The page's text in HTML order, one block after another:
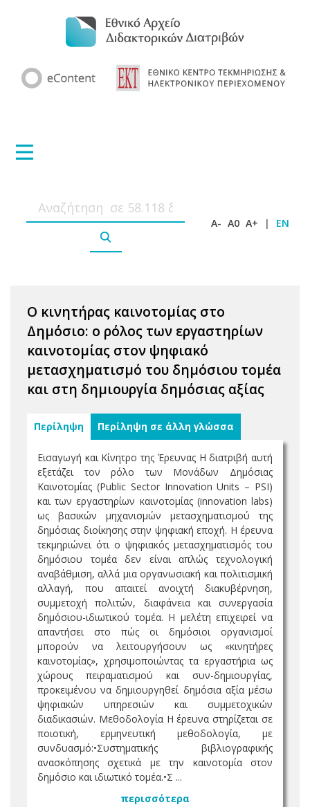
A- A0 A+ | EN
Ο κινητήρας καινοτομίας στο
Δημόσιο: ο ρόλος των εργαστηρίων
καινοτομίας στον ψηφιακό
μετασχηματισμό του δημόσιου τομέα
και στη δημιουργία δημόσιας αξίας
Περίληψη Περίληψη σε άλλη γλώσσα
Εισαγωγή και Κίνητρο της Έρευνας Η διατριβή αυτή
εξετάζει τον ρόλο των Μονάδων Δημόσιας
Καινοτομίας (Public Sector Innovation Units – PSI)
και των εργαστηρίων καινοτομίας (innovation labs)
ως βασικών μηχανισμών μετασχηματισμού της
δημόσιας διοίκησης στην ψηφιακή εποχή. Η έρευνα
τεκμηριώνει ότι ο ψηφιακός μετασχηματισμός του
δημόσιου τομέα δεν είναι απλώς τεχνολογική
αναβάθμιση, αλλά μια οργανωσιακή και πολιτισμική
αλλαγή, που απαιτεί ανοιχτή διακυβέρνηση,
συμμετοχή πολιτών, διαφάνεια και συνεργασία
δημόσιου-ιδιωτικού τομέα. Η μελέτη επιχειρεί να
απαντήσει στο πώς οι δημόσιοι οργανισμοί
μπορούν να λειτουργήσουν ως «κινητήρες
καινοτομίας», χρησιμοποιώντας τα εργαστήρια ως
χώρους πειραματισμού και συν-δημιουργίας,
προκειμένου να δημιουργηθεί δημόσια αξία μέσω
ψηφιακών υπηρεσιών και συμμετοχικών
διαδικασιών. Μεθοδολογία Η έρευνα στηρίζεται σε
ποιοτική, ερμηνευτική μεθοδολογία, με
συνδυασμό:•Συστηματικής βιβλιογραφικής
ανασκόπησης σχετικά με την καινοτομία στον
δημόσιο και ιδιωτικό τομέα.•Σ ...
περισσότερα